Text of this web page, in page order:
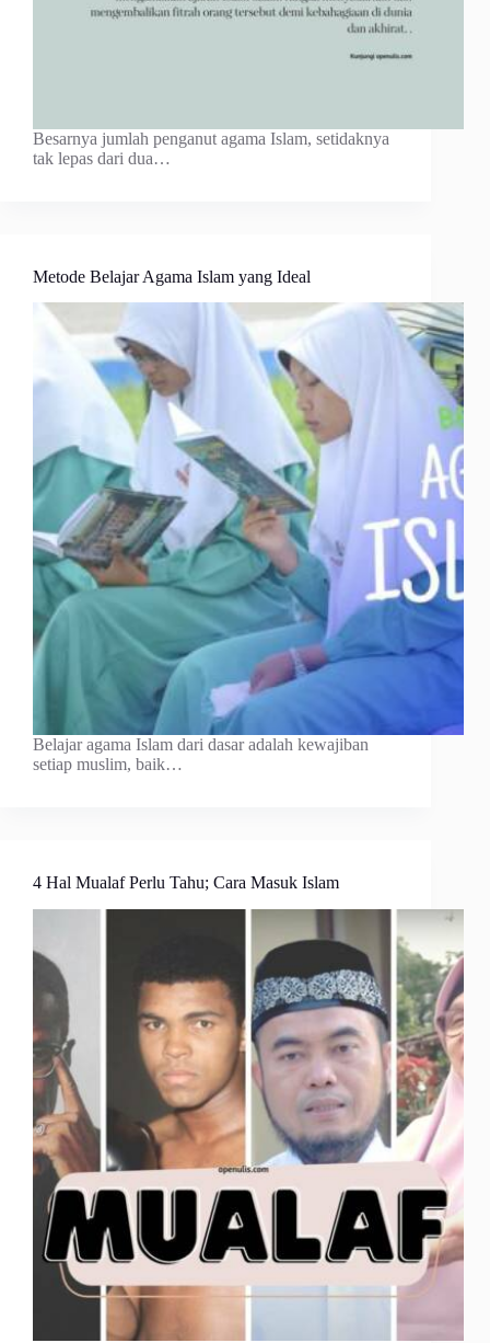
Besarnya jumlah penganut agama Islam, setidaknya
tak lepas dari dua…
Metode Belajar Agama Islam yang Ideal
Belajar agama Islam dari dasar adalah kewajiban
setiap muslim, baik…
4 Hal Mualaf Perlu Tahu; Cara Masuk Islam